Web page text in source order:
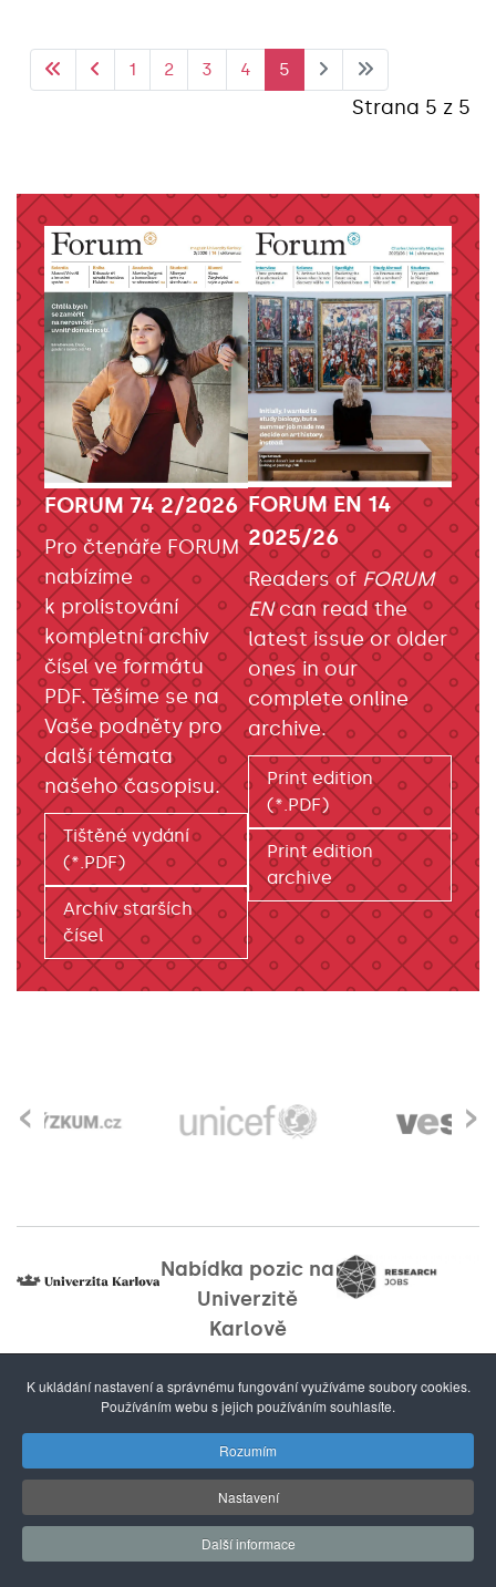
Strana 5 z 5
1 2 3 4 5
FORUM 74 2/2026
Pro čtenáře FORUM
nabízíme
k prolistování
kompletní archiv
čísel ve formátu
PDF. Těšíme se na
Vaše podněty pro
další témata
našeho časopisu.
Tištěné vydání
(*.PDF)
Archiv starších
čísel
FORUM EN 14
2025/26
Readers of FORUM
ENcan read the
latest issue or older
ones in our
complete online
archive.
Print edition
(*.PDF)
Print edition
archive
›
‹
Nabídka pozic na
Univerzitě
Karlově
E-mail: forum@cuni.cz
K ukládání nastavení a správnému fungování využíváme soubory cookies.
Používáním webu s jejich používáním souhlasíte.
Rozumím
Nastavení
Další informace